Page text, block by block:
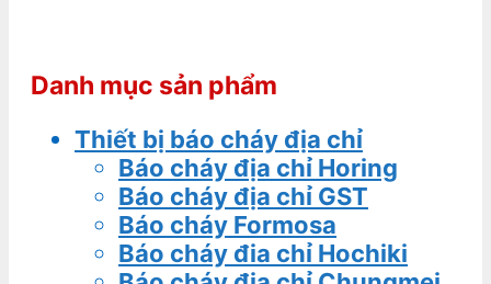
Danh mục sản phẩm
Thiết bị báo cháy địa chỉ
Báo cháy địa chỉ Horing
Báo cháy địa chỉ GST
Báo cháy Formosa
Báo cháy đia chỉ Hochiki